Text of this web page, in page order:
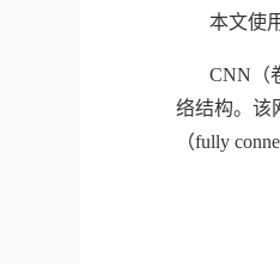
本文使
CNN
络结构。该
（fully